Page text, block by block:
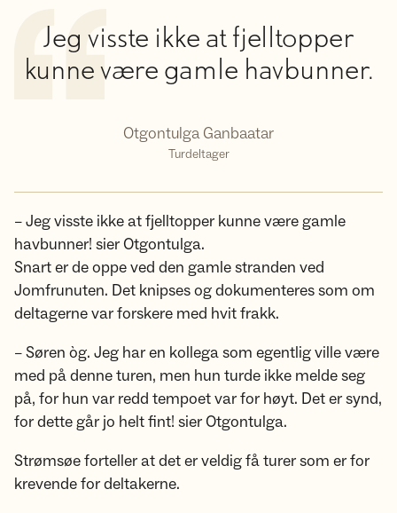
Jeg visste ikke at fjelltopper
kunne være gamle havbunner.
Otgontulga Ganbaatar
Turdeltager
– Jeg visste ikke at fjelltopper kunne være gamle
havbunner! sier Otgontulga.
Snart er de oppe ved den gamle stranden ved
Jomfrunuten. Det knipses og dokumenteres som om
deltagerne var forskere med hvit frakk.
– Søren òg. Jeg har en kollega som egentlig ville være
med på denne turen, men hun turde ikke melde seg
på, for hun var redd tempoet var for høyt. Det er synd,
for dette går jo helt fint! sier Otgontulga.
Strømsøe forteller at det er veldig få turer som er for
krevende for deltakerne.